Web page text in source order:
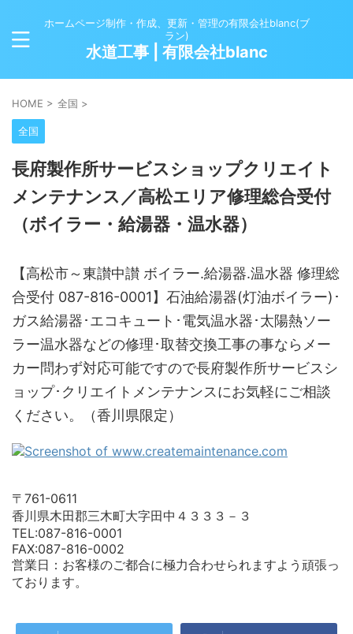
ホームページ制作・作成、更新・管理の有限会社blanc(ブ
ラン)
水道工事 | 有限会社blanc
HOME > 全国 >
全国
長府製作所サービスショップクリエイト
メンテナンス／高松エリア修理総合受付
（ボイラー・給湯器・温水器）
【高松市～東讃中讃 ボイラー.給湯器.温水器 修理総
合受付 087-816-0001】石油給湯器(灯油ボイラー)･
ガス給湯器･エコキュート･電気温水器･太陽熱ソー
ラー温水器などの修理･取替交換工事の事ならメー
カー問わず対応可能ですので長府製作所サービスシ
ョップ･クリエイトメンテナンスにお気軽にご相談
ください。（香川県限定）
〒761-0611
香川県木田郡三木町大字田中４３３３－３
TEL:087-816-0001
FAX:087-816-0002
営業日：お客様のご都合に極力合わせられますよう頑張っ
ております。